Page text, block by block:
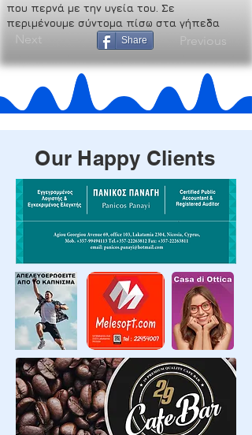
που περνά με την υγεία του. Σε
περιμένουμε σύντομα πίσω στα γήπεδα
Next Share Previous
Our Happy Clients